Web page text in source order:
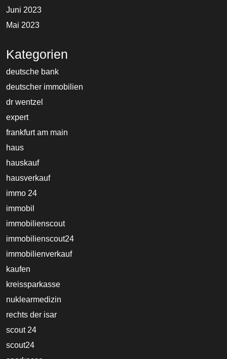
Juni 2023
Mai 2023
Kategorien
deutsche bank
deutscher immobilien
dr wentzel
expert
frankfurt am main
haus
hauskauf
hausverkauf
immo 24
immobil
immobilienscout
immobilienscout24
immobilienverkauf
kaufen
kreissparkasse
nuklearmedizin
rechts der isar
scout 24
scout24